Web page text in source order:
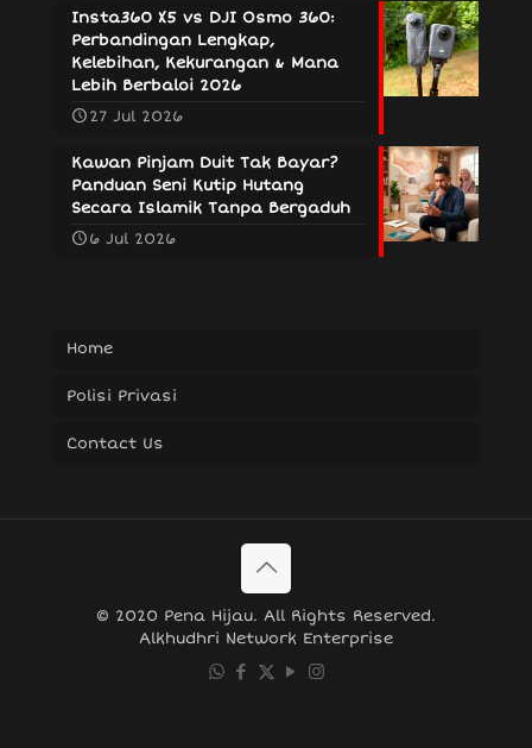
Insta360 X5 vs DJI Osmo 360:
Perbandingan Lengkap,
Kelebihan, Kekurangan & Mana
Lebih Berbaloi 2026
27 Jul 2026
Kawan Pinjam Duit Tak Bayar?
Panduan Seni Kutip Hutang
Secara Islamik Tanpa Bergaduh
6 Jul 2026
Home
Polisi Privasi
Contact Us
© 2020 Pena Hijau. All Rights Reserved.
Alkhudhri Network Enterprise